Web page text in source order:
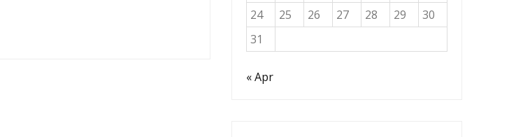
24
25 26 27 28 29
30
31
« Apr